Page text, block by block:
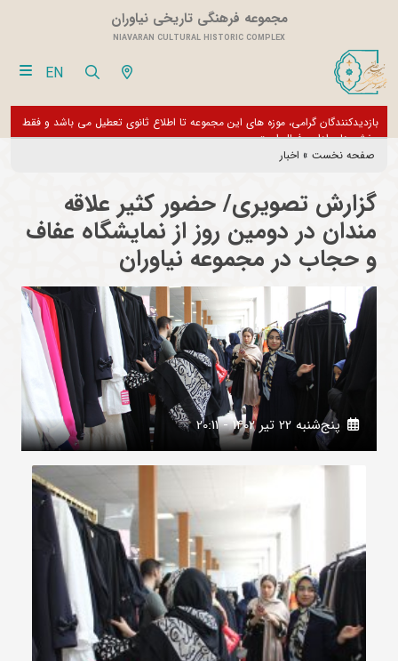
مجموعه فرهنگی تاریخی نیاوران
NIAVARAN CULTURAL HISTORIC COMPLEX
EN
بازدیدکنندگان گرامی، موزه های این مجموعه تا اطلاع ثانوی تعطیل می باشد و فقط
بخش های اداری فعال است
صفحه نخست » اخبار
گزارش تصویری/ حضور کثیر علاقه
مندان در دومین روز از نمایشگاه عفاف
و حجاب در مجموعه نیاوران
پنج‌شنبه 22 تير 1402 - 20:11